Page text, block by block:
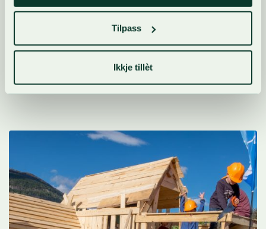
Tilpass
Ikkje tillèt
Bli kjent med programmet for politiske debattar og
spennande foredrag